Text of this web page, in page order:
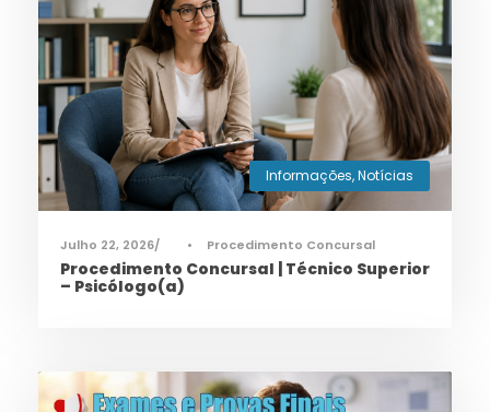
Informações,Notícias
Julho 22, 2026 • Procedimento Concursal
Procedimento Concursal | Técnico Superior
– Psicólogo(a)